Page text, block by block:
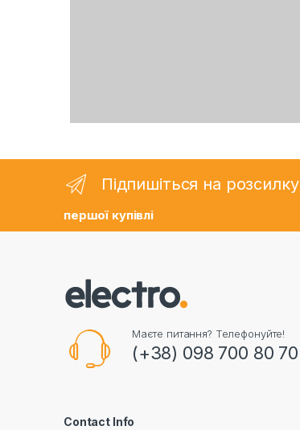
Підпишіться на розсилку
першої купівлі
Маєте питання? Телефонуйте!
(+38) 098 700 80 70
Contact Info